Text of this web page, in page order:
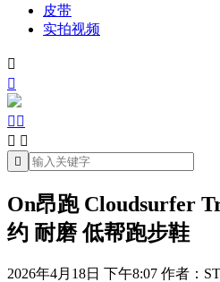
皮带
实拍视频


 
 

On昂跑 Cloudsurfer
约 耐磨 低帮跑步鞋
2026年4月18日 下午8:07 作者：